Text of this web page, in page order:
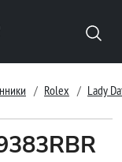
Rolex Lady